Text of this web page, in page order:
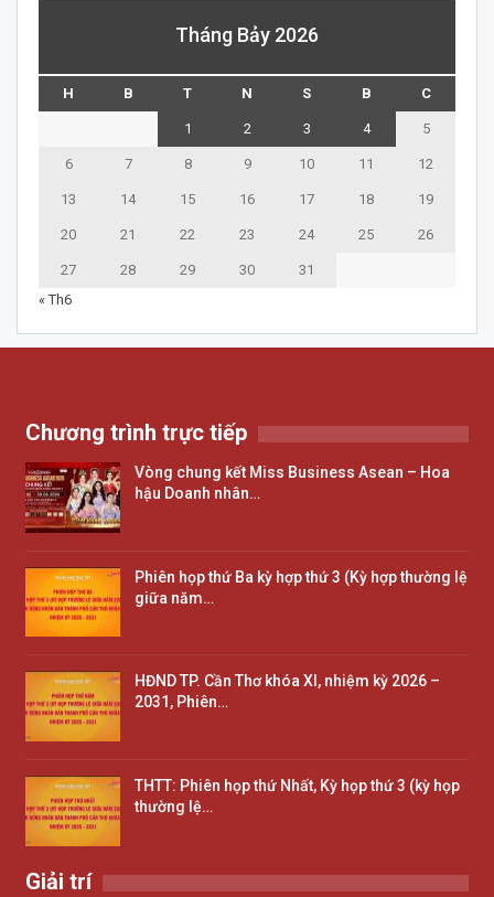
Tháng Bảy 2026
H B T N S B C
1 2 3 4 5
6 7 8 9 10 11 12
13 14 15 16 17 18 19
20 21 22 23 24 25 26
27 28 29 30
31
« Th6
Chương trình trực tiếp
Vòng chung kết Miss Business Asean – Hoa
hậu Doanh nhân…
Phiên họp thứ Ba kỳ hợp thứ 3 (Kỳ hợp thường lệ
giữa năm…
HĐND TP. Cần Thơ khóa XI, nhiệm kỳ 2026 –
2031, Phiên…
THTT: Phiên họp thứ Nhất, Kỳ họp thứ 3 (kỳ họp
thường lệ…
Giải trí